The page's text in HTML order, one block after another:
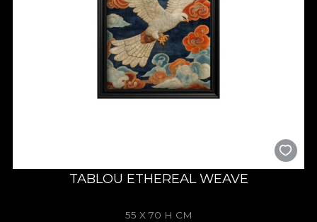
TABLOU ETHEREAL WEAVE
55 X 70 H CM